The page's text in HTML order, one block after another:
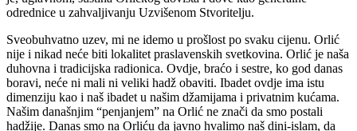
potomci pagana nismo, i ne pada nam na pamet da pagane i mušrike
staro i mlado namamimo u svijet čistog islamskog praktikovanja, da
pretresemo naše grijehe i da potaknemo sami sebe na nove uspjehe
kako bi nam budućnost u našoj domovini Bosni i Hercegovini bila
puno bolja i svijetlija. Ovdje smo da umno dozrijevamo, da
zamolimo Allaha da nas razumom obdari i da na vrijeme uočimo šta
se svima nama iza brda valja. Već smo naučili da nam naš dragi
toprak Bosna i Hercegovina stoji na četiri čvrsta stuba: narod, vjera,